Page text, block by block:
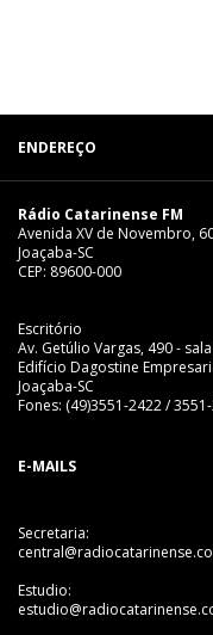
ENDEREÇO
Rádio Catarinense FM
Avenida XV de Novembro,
Joaçaba-SC
CEP: 89600-000
Escritório
Av. Getúlio Vargas, 490 -
Edifício Dagostine
Joaçaba-SC
Fones: (49)3551-2422 /
E-MAILS
Secretaria:
Estudio: